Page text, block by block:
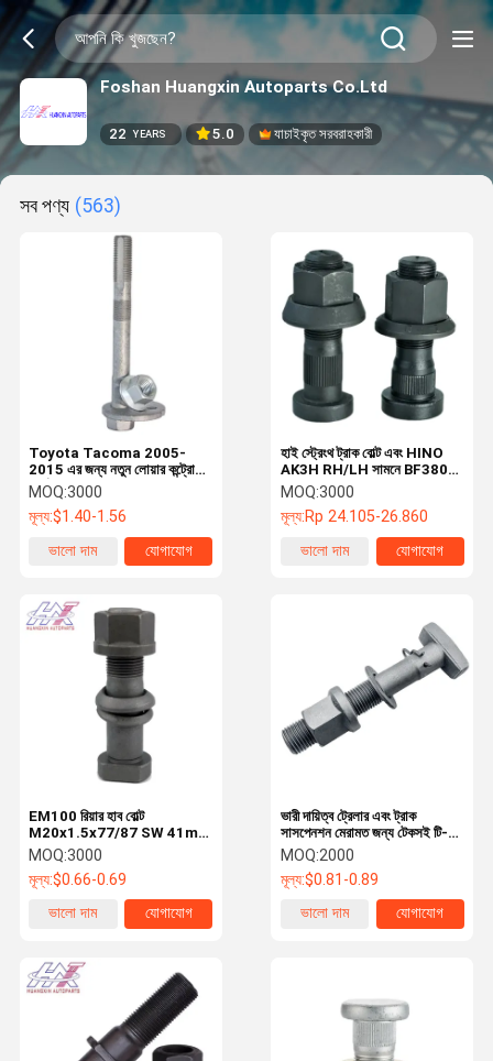
Foshan Huangxin Autoparts Co.Ltd
22 YEARS 5.0 যাচাইকৃত সরবরাহকারী
সব পণ্য (563)
Toyota Tacoma 2005-
2015 এর জন্য নতুন লোয়ার কন্ট্রোল
আর্ম অ্যাডজাস্টমেন্ট বোল্ট ক্যাম্বার টুল
এক্সেন্ট্রিক বোল্ট অ্যাডজাস্টমেন্ট পার্ট নম্বর
481900K030
MOQ:3000
মূল্য:$1.40-1.56
ভালো দাম
যোগাযোগ
হাই স্ট্রেংথ ট্রাক বোল্ট এবং HINO
AK3H RH/LH সামনে BF3801
পিছন BC3800 জন্য বাদাম
MOQ:3000
মূল্য:Rp 24.105-26.860
ভালো দাম
যোগাযোগ
EM100 রিয়ার হাব বোল্ট
M20x1.5x77/87 SW 41mm
D- টাইপ হেড গ্রেড 10.9/12.9
3184020071 চাকা অংশ
MOQ:3000
মূল্য:$0.66-0.69
ভালো দাম
যোগাযোগ
ভারী দায়িত্ব ট্রেলার এবং ট্রাক
সাসপেনশন মেরামত জন্য টেকসই টি-
হেড বোল্ট
MOQ:2000
মূল্য:$0.81-0.89
ভালো দাম
যোগাযোগ